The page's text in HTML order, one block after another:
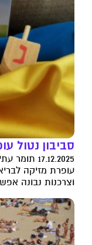
סביבון נטול
17.12.2025 תומר עתיר
עופרת מזיקה
וצרכנות נבונה